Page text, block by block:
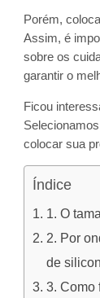
Porém,
Assim, é
sobre os
garantir o
Ficou
colocar sua
Índice
1. O
2. Por
de
3. Como